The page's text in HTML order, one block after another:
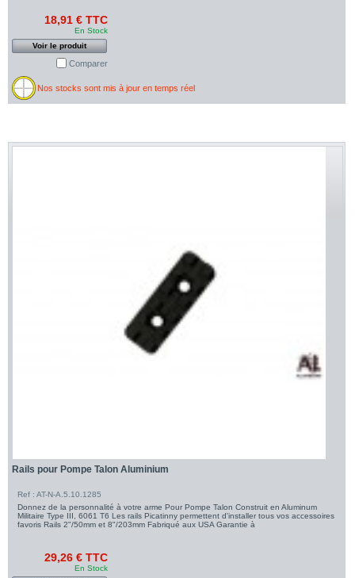
18,91 € TTC
En Stock
Voir le produit
Comparer
Nos stocks sont mis à jour en temps réel
Rails pour Pompe Talon Aluminium
Ref : AT-N-A.5.10.1285
Donnez de la personnalité à votre arme Pour Pompe Talon Construit en Aluminum
Militaire Type III, 6061 T6 Les rails Picatinny permettent d'installer tous vos accessoires
favoris Rails 2"/50mm et 8"/203mm Fabriqué aux USA Garantie à
29,26 € TTC
En Stock